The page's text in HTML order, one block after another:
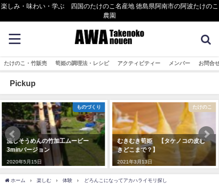
楽しみ・味わい・学ぶ 四国のたけのこ名産地 徳島県阿南市の阿波たけのこ
農園
たけのこ・竹販売 筍姫の調理法・レシピ アクティビティー メンバー お問合
Pickup
たけのこ
むきむき筍姫 【タケノコの皮む
きどこまで？】
2021年3月13日
まめ知識
【竹灯りづくり】 竹にきれいな
穴を開ける方法
2020年5月18日
ホーム 楽しむ 体験 どろんこになってアカハライモリ探し